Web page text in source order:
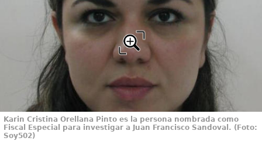
Karin Cristina Orellana Pinto es la persona nombrada como
Fiscal Especial para investigar a Juan Francisco Sandoval. (Foto:
Soy502)